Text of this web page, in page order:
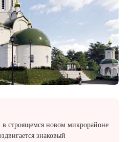
строящемся новом микрорайоне
знаковый